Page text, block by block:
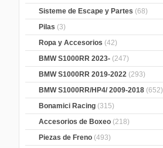
Sisteme de Escape y Partes (68)
Pilas (3)
Ropa y Accesorios (42)
BMW S1000RR 2023- (247)
BMW S1000RR 2019-2022 (293)
BMW S1000RR/HP4/ 2009-2018 (652)
Bonamici Racing (315)
Accesorios de Boxeo (218)
Piezas de Freno (493)